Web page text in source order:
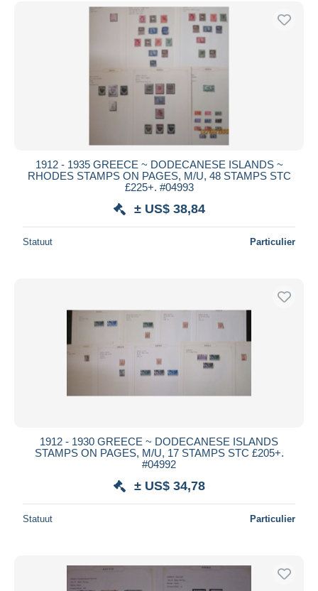
1912 - 1935 GREECE ~ DODECANESE ISLANDS ~
RHODES STAMPS ON PAGES, M/U, 48 STAMPS STC
£225+. #04993
± US$ 38,84
Statuut Particulier
1912 - 1930 GREECE ~ DODECANESE ISLANDS
STAMPS ON PAGES, M/U, 17 STAMPS STC £205+.
#04992
± US$ 34,78
Statuut Particulier